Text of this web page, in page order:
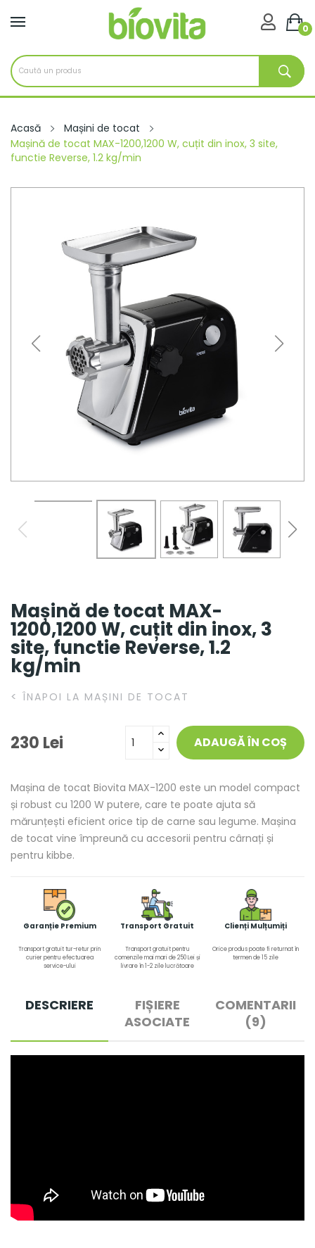
0

Acasă
Mașini de tocat
Mașină de tocat MAX-1200,1200 W, cuțit din inox, 3 site,
functie Reverse, 1.2 kg/min
Mașină de tocat MAX-
1200,1200 W, cuțit din inox, 3
site, functie Reverse, 1.2
kg/min
< ÎNAPOI LA MAȘINI DE TOCAT
230 Lei ADAUGĂ ÎN COȘ
Mașina de tocat Biovita MAX-1200 este un model compact
și robust cu 1200 W putere, care te poate ajuta să
mărunțești eficient orice tip de carne sau legume. Mașina
de tocat vine împreună cu accesorii pentru cârnați și
pentru kibbe.
Garanție Premium
Transport gratuit tur-retur prin
curier pentru efectuarea
service-ului
Transport Gratuit
Transport gratuit pentru
comenzile mai mari de 250 Lei și
livrare în 1-2 zile lucrătoare
Clienți Mulțumiți
Orice produs poate fi returnat în
termen de 15 zile
DESCRIERE
FIȘIERE
ASOCIATE
COMENTARII
(9)